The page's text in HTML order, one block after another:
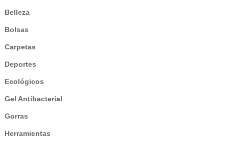
Belleza
Bolsas
Carpetas
Deportes
Ecológicos
Gel Antibacterial
Gorras
Herramientas